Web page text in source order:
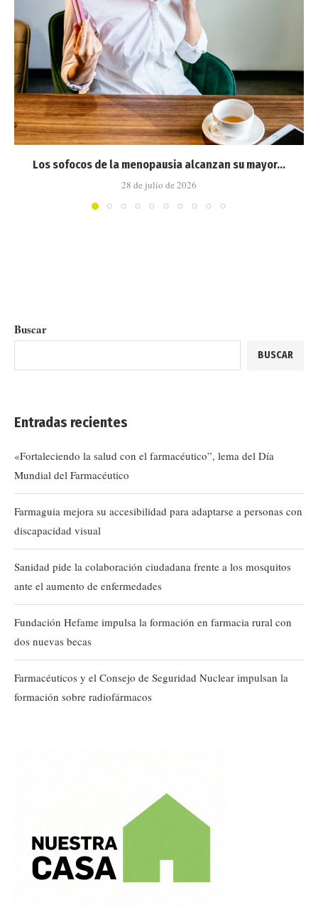
Los sofocos de la menopausia alcanzan su mayor...
28 de julio de 2026
Buscar
BUSCAR
Entradas recientes
«Fortaleciendo la salud con el farmacéutico”, lema del Día
Mundial del Farmacéutico
Farmaguia mejora su accesibilidad para adaptarse a personas con
discapacidad visual
Sanidad pide la colaboración ciudadana frente a los mosquitos
ante el aumento de enfermedades
Fundación Hefame impulsa la formación en farmacia rural con
dos nuevas becas
Farmacéuticos y el Consejo de Seguridad Nuclear impulsan la
formación sobre radiofármacos